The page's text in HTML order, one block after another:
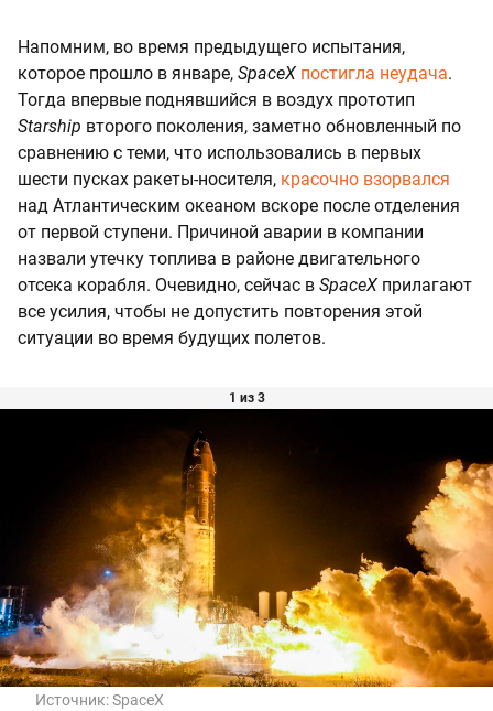
Напомним, во время предыдущего испытания,
которое прошло в январе, SpaceX постигла неудача.
Тогда впервые поднявшийся в воздух прототип
Starship второго поколения, заметно обновленный по
сравнению с теми, что использовались в первых
шести пусках ракеты-носителя, красочно взорвался
над Атлантическим океаном вскоре после отделения
от первой ступени. Причиной аварии в компании
назвали утечку топлива в районе двигательного
отсека корабля. Очевидно, сейчас в SpaceX прилагают
все усилия, чтобы не допустить повторения этой
ситуации во время будущих полетов.
1 из 3
Источник:SpaceX